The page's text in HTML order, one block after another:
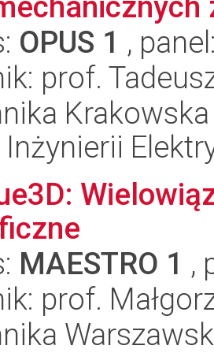
OPUS 1 ,
prof.
Inżynierii
MAESTRO 1 ,
prof.